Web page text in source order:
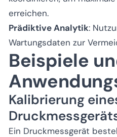
erreichen.
Prädiktive Analytik:
Wartungsdaten zur
Beispiele
Kalibrierung
Ein Druckmessgerät